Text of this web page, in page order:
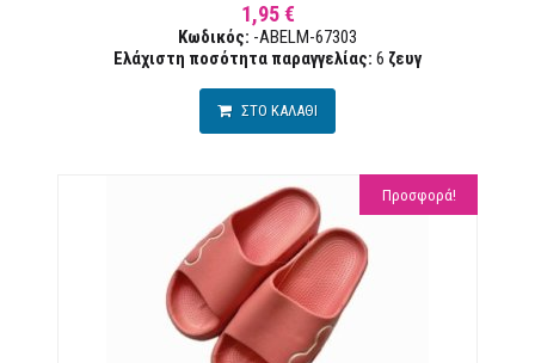
1,95 €
Κωδικός: -ABELM-67303
Ελάχιστη ποσότητα παραγγελίας: 6 ζευγ
ΣΤΟ ΚΑΛΑΘΙ
Προσφορά!